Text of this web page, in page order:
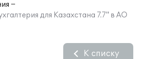
для Казахстана 7.7" в АО
К списку